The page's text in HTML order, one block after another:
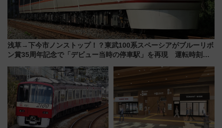
浅草→下今市ノンストップ！？東武100系スペーシアがブルーリボ
ン賞35周年記念で「デビュー当時の停車駅」を再現 運転時刻や